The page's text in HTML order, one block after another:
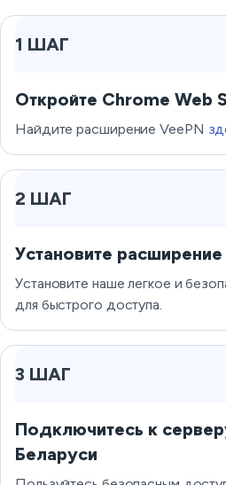
1 ШАГ
Откройте Chrome Web
Найдите расширение VeePN
2 ШАГ
Установите расширение
Установите наше легкое и
для быстрого доступа.
3 ШАГ
Подключитесь к
Беларуси